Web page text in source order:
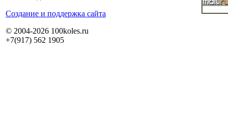
Cоздание и поддержка сайта
© 2004-2026 100koles.ru
+7(917) 562 1905